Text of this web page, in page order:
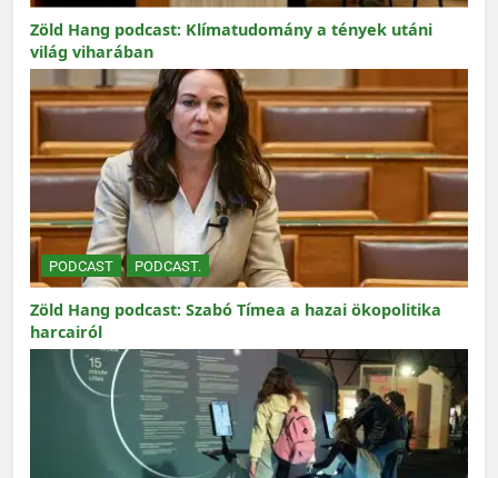
Zöld Hang podcast: Klímatudomány a tények utáni
világ viharában
PODCAST PODCAST.
Zöld Hang podcast: Szabó Tímea a hazai ökopolitika
harcairól